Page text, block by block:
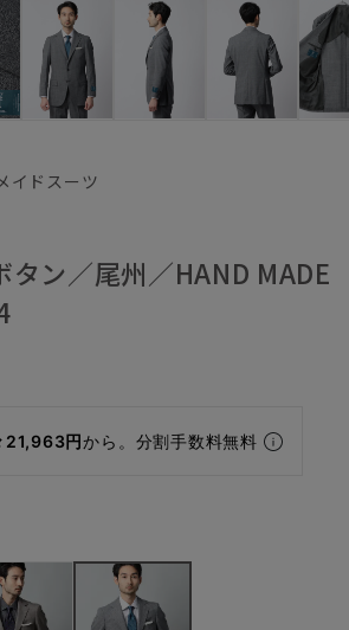
イドスーツ
タン／尾州／HAND MADE
21,963円から。分割手数料無料